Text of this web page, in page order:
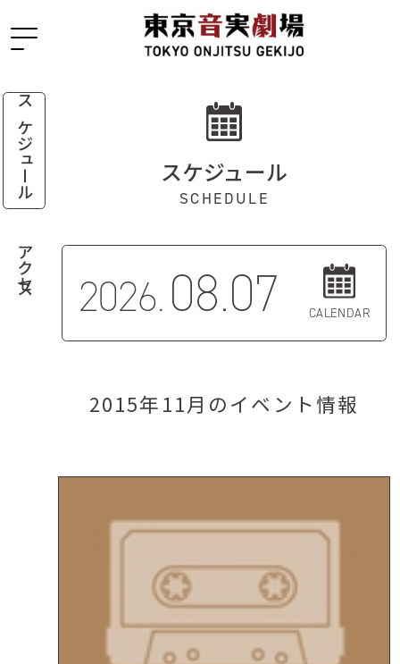
スケジュール
アクセス
スケジュール
SCHEDULE
2026.08.07 CALENDAR
2015年11月のイベント情報